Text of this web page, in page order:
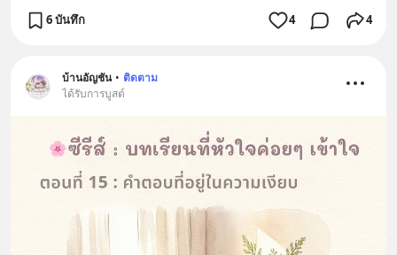
6 บันทึก 4 4
บ้านอัญชัน • ติดตาม
ได้รับการบูสต์